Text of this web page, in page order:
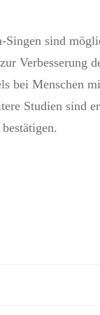
Singen sind
Verbesserung
bei Menschen
Studien sind